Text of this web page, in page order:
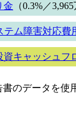
金 （0.3%／3,965
テム障害対応費
資キャッシュフ
のデータを使